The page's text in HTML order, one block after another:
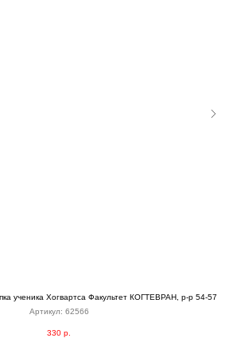
ученика Хогвартса Факультет КОГТЕВРАН, р-р 54-57
Артикул: 62566
330 р.